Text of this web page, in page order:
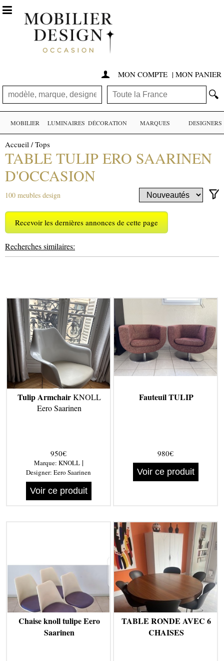
 MON COMPTE | MON PANIER
🔍

MOBILIER LUMINAIRES DÉCORATION MARQUES DESIGNERS
Accueil /Tops
TABLE TULIP ERO SAARINEN
D'OCCASION
100 meubles design
Recevoir les dernières annonces de cette page
Recherches similaires:
Tulip ArmchairKNOLL
Eero Saarinen
950€
Marque: KNOLL|
Designer: Eero Saarinen
Voir ce produit
Fauteuil TULIP
980€
Voir ce produit
Chaise knoll tulipe Eero
Saarinen
TABLE RONDE AVEC 6
CHAISES